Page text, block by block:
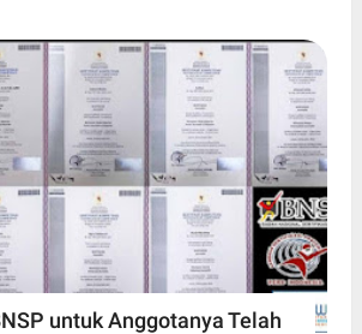
untuk Anggotanya Telah